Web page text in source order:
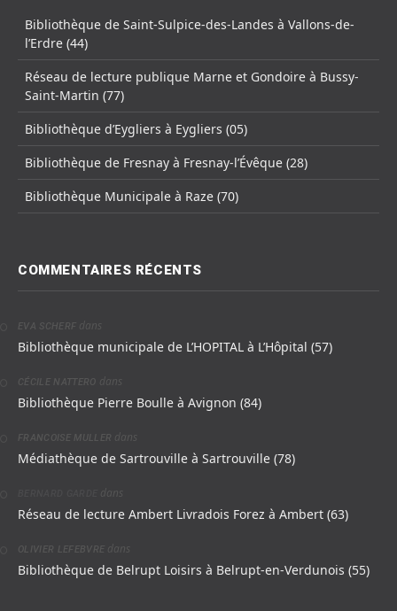
Bibliothèque de Saint-Sulpice-des-Landes à Vallons-de-
l’Erdre (44)
Réseau de lecture publique Marne et Gondoire à Bussy-
Saint-Martin (77)
Bibliothèque d’Eygliers à Eygliers (05)
Bibliothèque de Fresnay à Fresnay-l’Évêque (28)
Bibliothèque Municipale à Raze (70)
COMMENTAIRES RÉCENTS
EVA SCHERF dans
Bibliothèque municipale de L’HOPITAL à L’Hôpital (57)
CÉCILE NATTERO dans
Bibliothèque Pierre Boulle à Avignon (84)
FRANCOISE MULLER dans
Médiathèque de Sartrouville à Sartrouville (78)
dans
Réseau de lecture Ambert Livradois Forez à Ambert (63)
OLIVIER LEFEBVRE dans
Bibliothèque de Belrupt Loisirs à Belrupt-en-Verdunois (55)